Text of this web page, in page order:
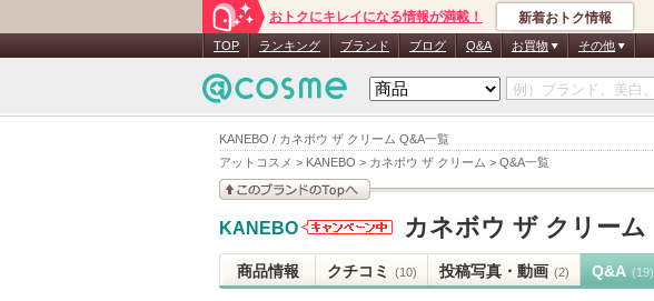
KANEBO / カネボウ ザ クリーム Q&A一覧
アットコスメ > KANEBO > カネボウ ザ クリーム > Q&A一覧
おトクにキレイになる情報が満載！ 新着おトク情報
TOP ランキング ブランド ブログ Q&A お買物 その他
KANEBO
からのお知
らせがあり
カネボウ ザ クリーム
商品情報 クチコミ (10) 投稿写真・動画 (2) Q&A (19)